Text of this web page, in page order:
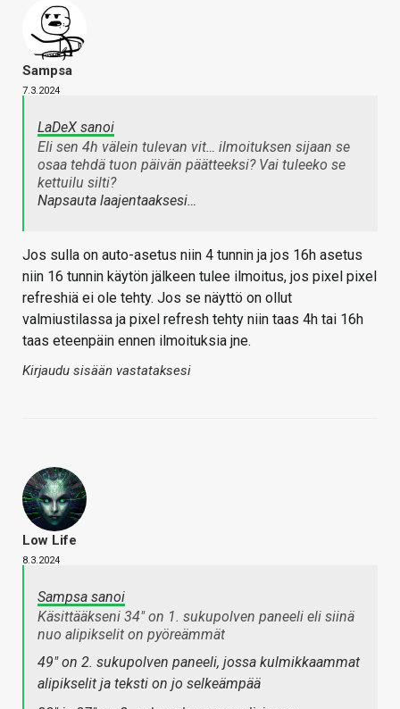
Sampsa
7.3.2024
LaDeX sanoi
Eli sen 4h välein tulevan vit… ilmoituksen sijaan se
osaa tehdä tuon päivän päätteeksi? Vai tuleeko se
kettuilu silti?
Napsauta laajentaaksesi…
Jos sulla on auto-asetus niin 4 tunnin ja jos 16h asetus
niin 16 tunnin käytön jälkeen tulee ilmoitus, jos pixel pixel
refreshiä ei ole tehty. Jos se näyttö on ollut
valmiustilassa ja pixel refresh tehty niin taas 4h tai 16h
taas eteenpäin ennen ilmoituksia jne.
Kirjaudu sisään vastataksesi
Low Life
8.3.2024
Sampsa sanoi
Käsittääkseni 34" on 1. sukupolven paneeli eli siinä
nuo alipikselit on pyöreämmät
49" on 2. sukupolven paneeli, jossa kulmikkaammat
alipikselit ja teksti on jo selkeämpää